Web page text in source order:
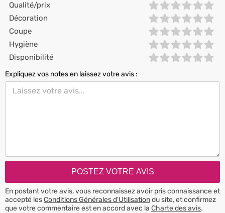
Qualité/prix
Décoration
Coupe
Hygiène
Disponibilité
Expliquez vos notes en laissez votre avis :
En postant votre avis, vous reconnaissez avoir pris connaissance et
accepté lesConditions Générales d’Utilisationdu site, et confirmez
que votre commentaire est en accord avec la Charte des avis.